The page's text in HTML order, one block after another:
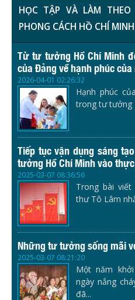
HỌC TẬP VÀ LÀM
PHONG CÁCH HỒ CHÍ MINH
Từ tư tưởng Hồ Chí Minh
của Đảng về hạnh phúc
2026-04-01 02:26:32
Hạnh phúc
trong tư tưởng
Tiếp tục vận dụng sáng
tưởng Hồ Chí Minh vào
2025-03-07 08:36:56
Trong bài
thư Tô Lâm
Những tư tưởng sống mãi
2025-03-07 08:21:20
Một năm
ngày nắng
đã...